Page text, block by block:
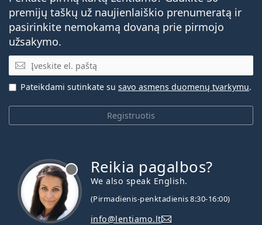
premijų taškų už naujienlaiškio prenumeratą ir
pasirinkite nemokamą dovaną prie pirmojo
užsakymo.
El. pašto adresas
Registruotis
Pateikdami sutinkate su savo asmens duomenų tvarkymu.
Reikia pagalbos?
We also speak English.
(Pirmadienis-penktadienis 8:30-16:00)
info@lentiamo.lt